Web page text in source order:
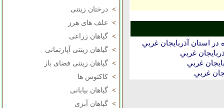
> درختان زینتی
> علف های هرز
> گیاهان زراعی
> گیاهان زینتی آپارتمانی
> گیاهان زینتی فضای باز
> کاکتوس ها
> گیاهان بیابانی
> گیاهان آبزی
استان آذربايجان غربي
غربي
غربي
غربي